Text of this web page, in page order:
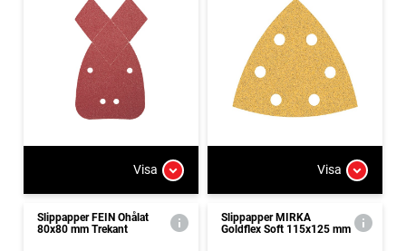
Visa Visa
Slippapper FEIN Ohålat
80x80 mm Trekant
Slippapper MIRKA
Goldflex Soft 115x125 mm